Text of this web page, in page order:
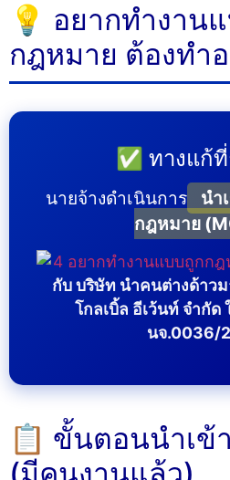
💡 อยากทำงาน
กฎหมาย ต้องทำ
✅ ทางแก้
นายจ้างดำเนินการ
นำ
กฎหมาย
กับ บริษัท นำคนต่างด้าว
โกลเบิ้ล อีเว้นท์ จำกั
นจ.0036/
📋 ขั้นตอนนำเข้